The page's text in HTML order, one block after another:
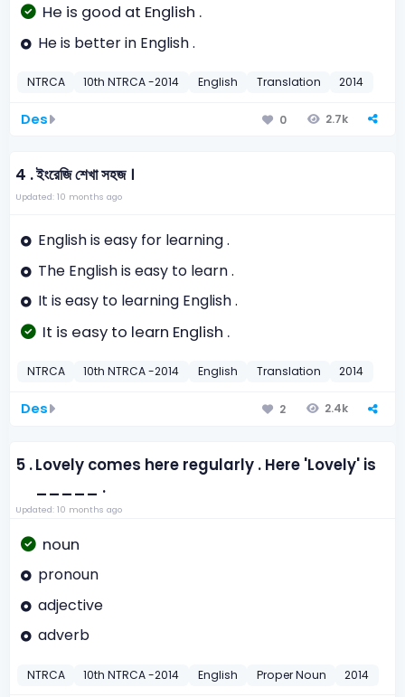
He is good at English .
He is better in English .
NTRCA 10th NTRCA -2014 English Translation 2014
Des 0 2.7k
4 .ইংরেজি শেখা সহজ ।
Updated: 10 months ago
English is easy for learning .
The English is easy to learn .
It is easy to learning English .
It is easy to learn English .
NTRCA 10th NTRCA -2014 English Translation 2014
Des 2 2.4k
5 .Lovely comes here regularly . Here 'Lovely' is
_____ .
Updated: 10 months ago
noun
pronoun
adjective
adverb
NTRCA 10th NTRCA -2014 English Proper Noun 2014